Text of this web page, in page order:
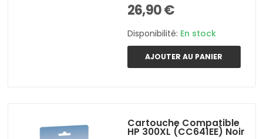
26,90 €
Disponibilité: En stock
AJOUTER AU PANIER
Cartouche Compatible
HP 300XL (CC641EE) Noir